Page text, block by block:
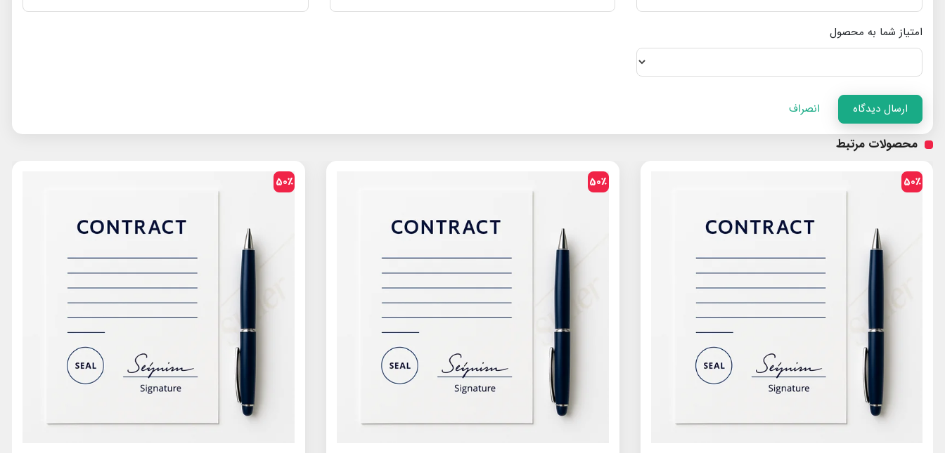
امتیاز شما به محصول
ارسال دیدگاه انصراف
محصولات مرتبط
50٪ 50٪ 50٪